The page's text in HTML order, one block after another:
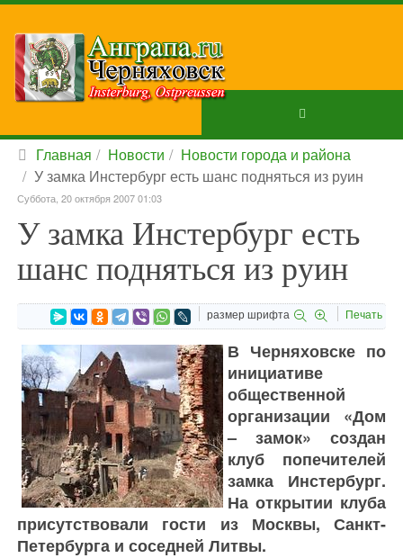
Главная Новости
Новости города и района
У замка Инстербург есть шанс подняться из руин
Суббота, 20 октября 2007 01:03
У замка Инстербург есть
шанс подняться из руин
размер шрифта Печать
В Черняховске по
инициативе
общественной
организации «Дом
– замок» создан
клуб попечителей
замка Инстербург.
На открытии клуба
присутствовали гости из Москвы, Санкт-
Петербурга и соседней Литвы.